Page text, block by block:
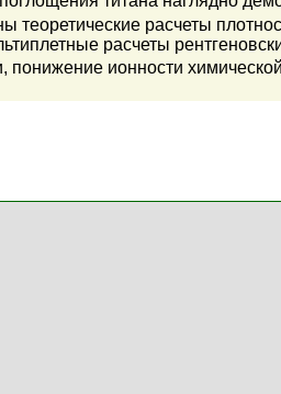
расчеты
расчеты
понижение ионности